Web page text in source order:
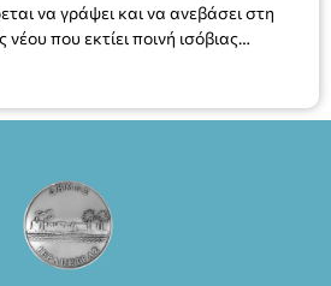
να γράψει και να ανεβάσει στη
νέου που εκτίει ποινή ισόβιας
Ένα πολυβραβευμένο έργο για
Ένα έργο αινιγματικό, συγκινητικό,
έχει καθιερωθεί ως σημαντικό
εξαιρετικές ερμηνείες του
του Συγγραφέα και του Δημήτρη
βραβείου Δημήτρης Χορν 2022-